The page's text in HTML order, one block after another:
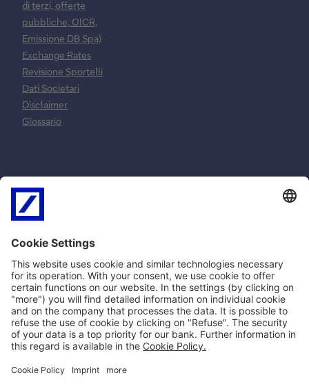
di terzi, offerte
pubbliche, OICR,
Emissione DB Spa)
Exchange Rates
Revisione Sportelli
Dati Societari
Disclaimer
Glossario
Normative e
norme
contrattuali
MiFID
SEPA
PSD2
Privacy
Policy Cookie
Impostazioni Cookie
Norme Contrattuali
Reclami ricorsi e
conciliazione
Arbitro Controversie
Finanziarie